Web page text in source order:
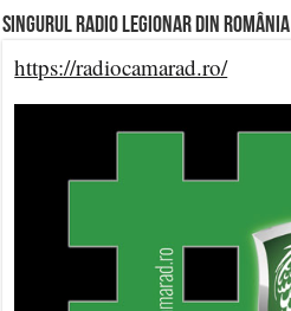
Singurul Radio Legionar din România
https://radiocamarad.ro/